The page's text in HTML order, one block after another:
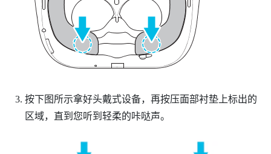
按下图所示拿好头戴式设备，再按压面部衬垫上标出的
区域，直到您听到轻柔的咔哒声。